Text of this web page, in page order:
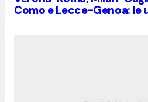
Como e Lecce-Genoa: le